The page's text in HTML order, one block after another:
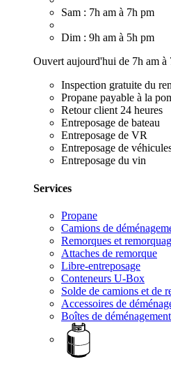
Sam : 7h am à 7h pm
Dim : 9h am à 5h pm
Ouvert aujourd'hui de 7h am à
Inspection gratuite du
Propane payable à la
Retour client 24 heures
Entreposage de bateau
Entreposage de VR
Entreposage de
Entreposage du vin
Services
Propane
Camions de
Remorques et
Attaches de remorque
Libre-entreposage
Conteneurs U-Box
Solde de camions et de
Accessoires de
Boîtes de